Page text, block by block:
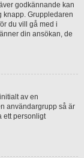
godkännande kan
knapp. Gruppledaren
du vill gå med i
din ansökan, de
av en
användargrupp så är
ett personligt